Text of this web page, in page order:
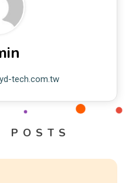
tech.com.tw
POSTS